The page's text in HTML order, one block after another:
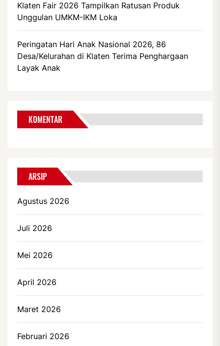
Klaten Fair 2026 Tampilkan Ratusan Produk
Unggulan UMKM-IKM Loka
Peringatan Hari Anak Nasional 2026, 86
Desa/Kelurahan di Klaten Terima Penghargaan
Layak Anak
KOMENTAR
ARSIP
Agustus 2026
Juli 2026
Mei 2026
April 2026
Maret 2026
Februari 2026